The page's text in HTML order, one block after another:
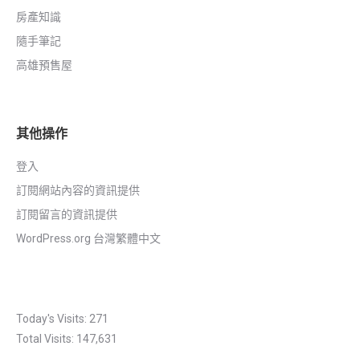
房產知識
隨手筆記
高雄預售屋
其他操作
登入
訂閱網站內容的資訊提供
訂閱留言的資訊提供
WordPress.org 台灣繁體中文
Today's Visits: 271
Total Visits: 147,631